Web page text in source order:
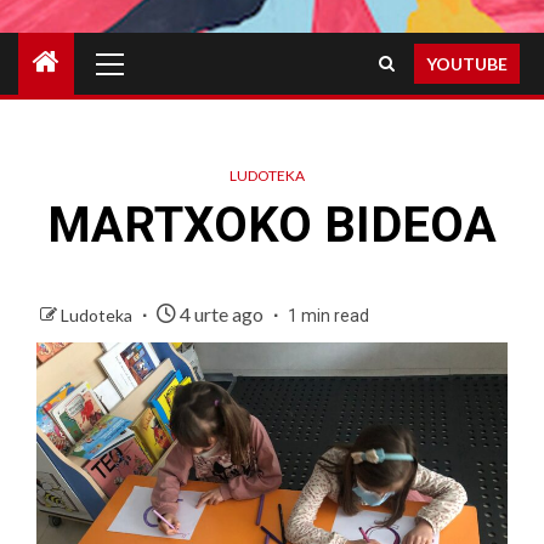
Menu
YOUTUBE
LUDOTEKA
MARTXOKO BIDEOA
Ludoteka 4 urte ago 1 min read